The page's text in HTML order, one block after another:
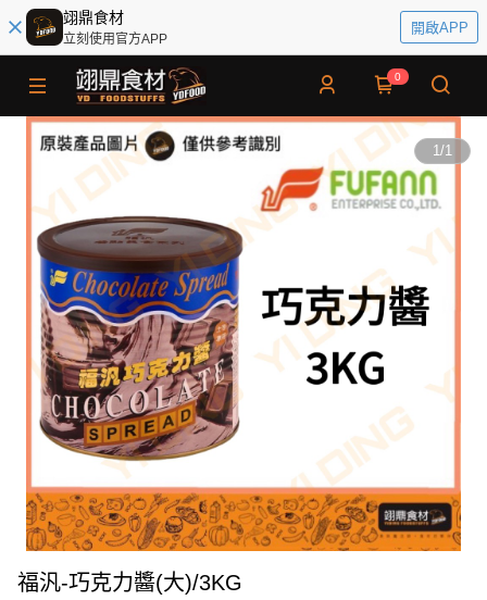
翊鼎食材
立刻使用官方APP
開啟APP
0
1/1
福汎-巧克力醬(大)/3KG